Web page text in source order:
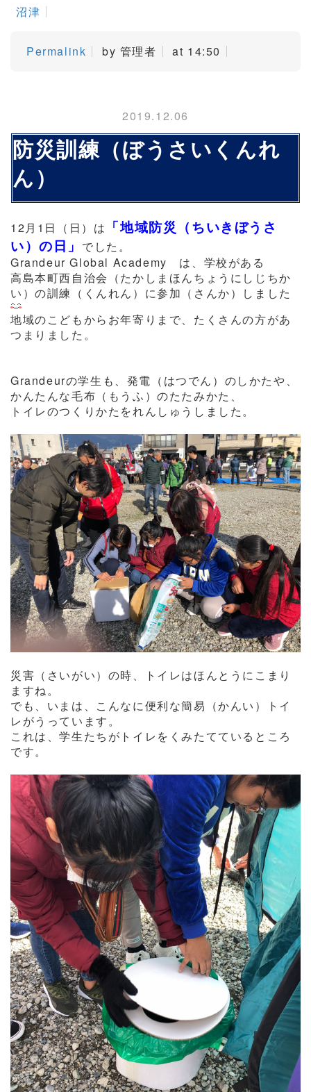
沼津
Permalink by 管理者 at 14:50
2019.12.06
防災訓練（ぼうさいくんれ
ん）
12月1日（日）は 「地域防災（ちいきぼうさ
い）の日」 でした。
Grandeur Global Academy は、学校がある
高島本町西自治会（たかしまほんちょうにしじちか
い）の訓練（くんれん）に参加（さんか）しました
地域のこどもからお年寄りまで、たくさんの方があ
つまりました。
Grandeurの学生も、発電（はつでん）のしかたや、
かんたんな毛布（もうふ）のたたみかた、
トイレのつくりかたをれんしゅうしました。
災害（さいがい）の時、トイレはほんとうにこまり
ますね。
でも、いまは、こんなに便利な簡易（かんい）トイ
レがうっています。
これは、学生たちがトイレをくみたてているところ
です。